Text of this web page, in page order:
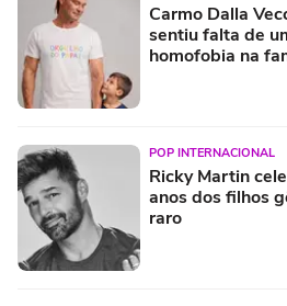
Carmo Dalla
sentiu falta de
homofobia na
POP INTERNACIONAL
Ricky Martin
anos dos filhos
raro